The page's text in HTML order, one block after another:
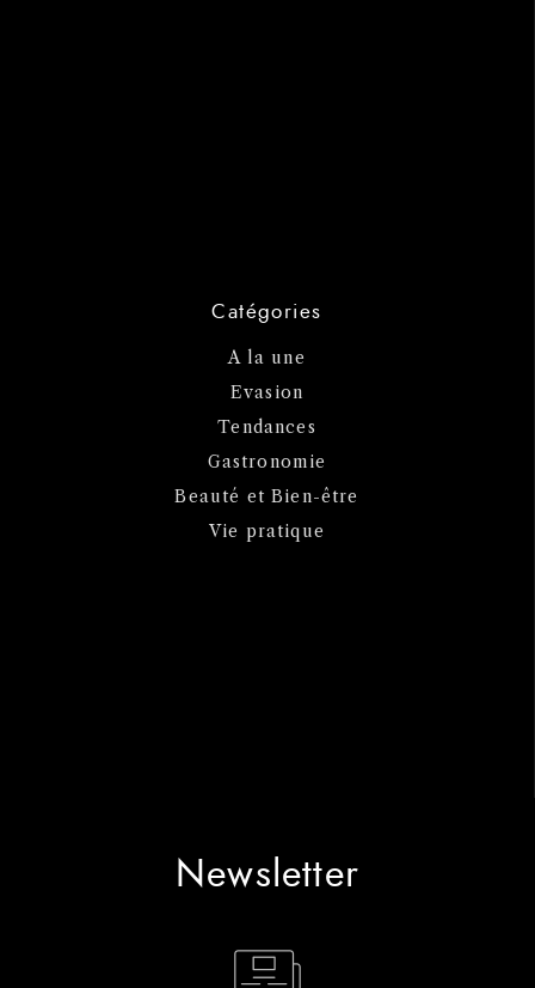
Catégories
A la une
Evasion
Tendances
Gastronomie
Beauté et Bien-être
Vie pratique
Newsletter